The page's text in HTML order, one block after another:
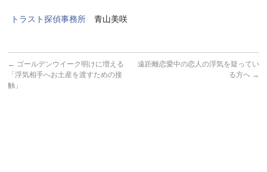
トラスト探偵事務所 青山美咲
← ゴールデンウイーク明けに増える
「浮気相手へお土産を渡すための接
触」
遠距離恋愛中の恋人の浮気を疑ってい
る方へ →